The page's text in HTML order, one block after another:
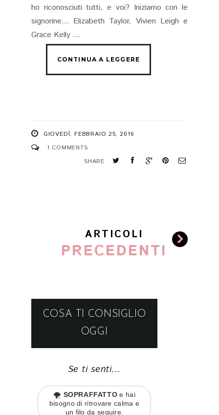
ho riconosciuti tutti, e voi? Iniziamo con le
signorine... Elizabeth Taylor, Vivien Leigh e
Grace Kelly ...
GIOVEDÌ, FEBBRAIO 25, 2016
1 COMMENTS
SHARE
ARTICOLI
PRECEDENTI
COSA TI CONSIGLIO
OGGI
Se ti senti...
🌪️ SOPRAFFATTO e hai
bisogno di ritrovare calma e
un filo da seguire.